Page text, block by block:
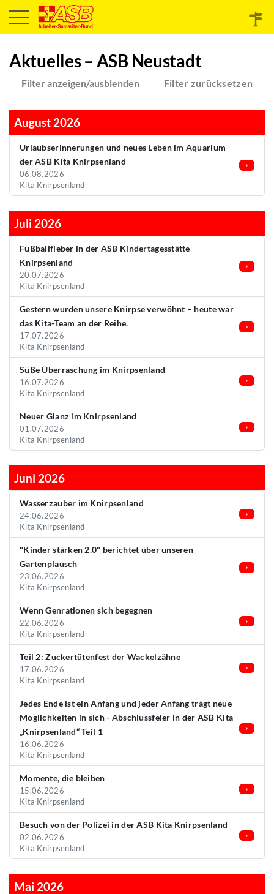
Aktuelles – ASB Neustadt
Filter anzeigen/ausblenden Filter zurücksetzen
August 2026
Urlaubserinnerungen und neues Leben im Aquarium
der ASB Kita Knirpsenland
06.08.2026
Kita Knirpsenland
Juli 2026
Fußballfieber in der ASB Kindertagesstätte
Knirpsenland
20.07.2026
Kita Knirpsenland
Gestern wurden unsere Knirpse verwöhnt – heute war
das Kita-Team an der Reihe.
17.07.2026
Kita Knirpsenland
Süße Überraschung im Knirpsenland
16.07.2026
Kita Knirpsenland
Neuer Glanz im Knirpsenland
01.07.2026
Kita Knirpsenland
Juni 2026
Wasserzauber im Knirpsenland
24.06.2026
Kita Knirpsenland
"Kinder stärken 2.0" berichtet über unseren
Gartenplausch
23.06.2026
Kita Knirpsenland
Wenn Genrationen sich begegnen
22.06.2026
Kita Knirpsenland
Teil 2: Zuckertütenfest der Wackelzähne
17.06.2026
Kita Knirpsenland
Jedes Ende ist ein Anfang und jeder Anfang trägt neue
Möglichkeiten in sich - Abschlussfeier in der ASB Kita
„Knirpsenland“ Teil 1
16.06.2026
Kita Knirpsenland
Momente, die bleiben
15.06.2026
Kita Knirpsenland
Besuch von der Polizei in der ASB Kita Knirpsenland
02.06.2026
Kita Knirpsenland
Mai 2026